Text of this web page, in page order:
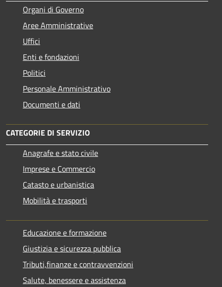
Organi di Governo
Aree Amministrative
Uffici
Enti e fondazioni
Politici
Personale Amministrativo
Documenti e dati
CATEGORIE DI SERVIZIO
Anagrafe e stato civile
Imprese e Commercio
Catasto e urbanistica
Mobilità e trasporti
Educazione e formazione
Giustizia e sicurezza pubblica
Tributi,finanze e contravvenzioni
Salute, benessere e assistenza